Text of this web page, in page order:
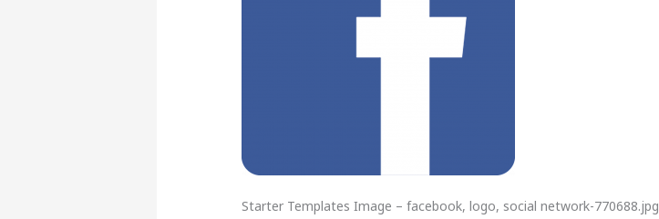
Starter Templates Image – facebook, logo, social network-770688.jpg